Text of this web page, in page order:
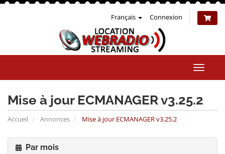
Français Connexion
la
Mise à jour ECMANAGER v3.25.2
Accueil Annonces Mise à jour ECMANAGER v3.25.2
Par mois